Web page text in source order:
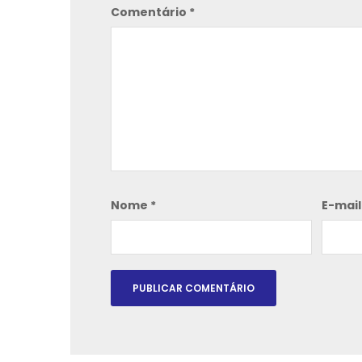
Comentário *
Nome * E-mail